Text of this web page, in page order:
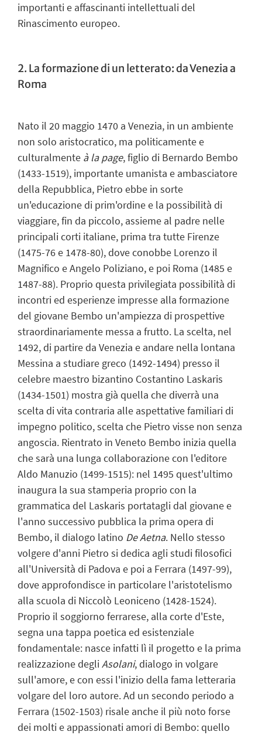
importanti e affascinanti intellettuali del
Rinascimento europeo.
2. La formazione di un letterato: da Venezia a
Roma
Nato il 20 maggio 1470 a Venezia, in un ambiente
non solo aristocratico, ma politicamente e
culturalmente à la page, figlio di Bernardo Bembo
(1433-1519), importante umanista e ambasciatore
della Repubblica, Pietro ebbe in sorte
un'educazione di prim'ordine e la possibilità di
viaggiare, fin da piccolo, assieme al padre nelle
principali corti italiane, prima tra tutte Firenze
(1475-76 e 1478-80), dove conobbe Lorenzo il
Magnifico e Angelo Poliziano, e poi Roma (1485 e
1487-88). Proprio questa privilegiata possibilità di
incontri ed esperienze impresse alla formazione
del giovane Bembo un'ampiezza di prospettive
straordinariamente messa a frutto. La scelta, nel
1492, di partire da Venezia e andare nella lontana
Messina a studiare greco (1492-1494) presso il
celebre maestro bizantino Costantino Laskaris
(1434-1501) mostra già quella che diverrà una
scelta di vita contraria alle aspettative familiari di
impegno politico, scelta che Pietro visse non senza
angoscia. Rientrato in Veneto Bembo inizia quella
che sarà una lunga collaborazione con l'editore
Aldo Manuzio (1499-1515): nel 1495 quest'ultimo
inaugura la sua stamperia proprio con la
grammatica del Laskaris portatagli dal giovane e
l'anno successivo pubblica la prima opera di
Bembo, il dialogo latino De Aetna. Nello stesso
volgere d'anni Pietro si dedica agli studi filosofici
all'Università di Padova e poi a Ferrara (1497-99),
dove approfondisce in particolare l'aristotelismo
alla scuola di Niccolò Leoniceno (1428-1524).
Proprio il soggiorno ferrarese, alla corte d'Este,
segna una tappa poetica ed esistenziale
fondamentale: nasce infatti lì il progetto e la prima
realizzazione degliAsolani, dialogo in volgare
sull'amore, e con essi l'inizio della fama letteraria
volgare del loro autore. Ad un secondo periodo a
Ferrara (1502-1503) risale anche il più noto forse
dei molti e appassionati amori di Bembo: quello